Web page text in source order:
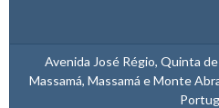
Avenida José Régio, Quinta
Massamá, Massamá e Monte